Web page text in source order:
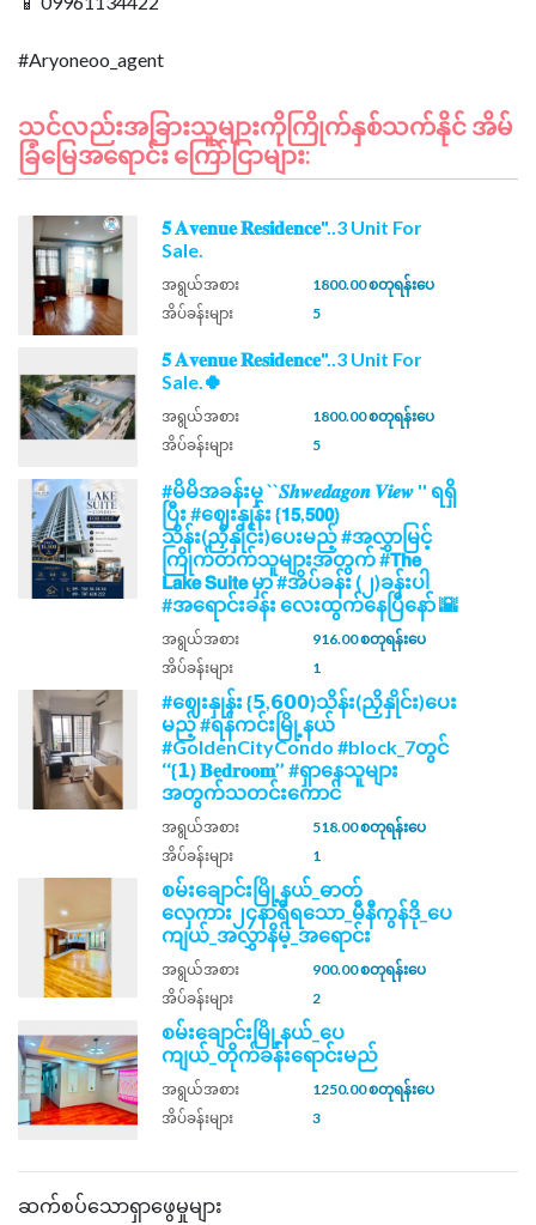
သင်လည်းအခြားသူများကိုကြိုက်နှစ်သက်နိုင် အိမ်
ခြံမြေအရောင်း ကြော်ငြာများ:
𝟓 𝐀𝐯𝐞𝐧𝐮𝐞 𝐑𝐞𝐬𝐢𝐝𝐞𝐧𝐜𝐞"..3 Unit For
Sale.
အရွယ်အစား
1800.00 စတုရန်းပေ
အိပ်ခန်းများ
5
𝟓 𝐀𝐯𝐞𝐧𝐮𝐞 𝐑𝐞𝐬𝐢𝐝𝐞𝐧𝐜𝐞"..3 Unit For
Sale.🍀
အရွယ်အစား
1800.00 စတုရန်းပေ
အိပ်ခန်းများ
5
#မိမိအခန်းမှ ``𝑺𝒉𝒘𝒆𝒅𝒂𝒈𝒐𝒏 𝑽𝒊𝒆𝒘 '' ရရှိ
ပြီး #ဈေးနှုန်း {𝟭𝟱,𝟱𝟬𝟬}
သိန်း(ညှိနှိုင်း)ပေးမည့် #အလွှာမြင့်
ကြိုက်တက်သူများအတွက် #𝗧𝗵𝗲
𝗟𝗮𝗸𝗲 𝗦𝘂𝗶𝘁𝗲 မှာ #အိပ်ခန်း (၂)ခန်းပါ
#အရောင်းခန်း လေးထွက်နေပြီနော် 🌇
အရွယ်အစား
916.00 စတုရန်းပေ
အိပ်ခန်းများ
1
#ဈေးနှုန်း {𝟱,𝟲𝟬𝟬}သိန်း(ညှိနှိုင်း)ပေး
မည့် #ရန်ကင်းမြို့နယ်
#GoldenCityCondo #block_7တွင်
‘‘{𝟭} 𝐁𝐞𝐝𝐫𝐨𝐨𝐦’’ #ရှာနေသူများ
အတွက်သတင်းကောင်
အရွယ်အစား
518.00 စတုရန်းပေ
အိပ်ခန်းများ
1
စမ်းချောင်းမြို့နယ်_ဓာတ်
လှေကား၂၄နာရီရသော_မီနီကွန်ဒို_ပေ
ကျယ်_အလွှာနိမ့်_အရောင်း
အရွယ်အစား
900.00 စတုရန်းပေ
အိပ်ခန်းများ
2
စမ်းချောင်းမြို့နယ်_ပေ
ကျယ်_တိုက်ခန်းရောင်းမည်
အရွယ်အစား
1250.00 စတုရန်းပေ
အိပ်ခန်းများ
3
ဆက်စပ်သောရှာဖွေမှုများ